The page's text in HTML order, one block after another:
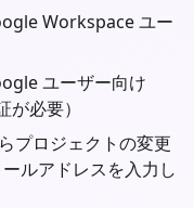
Workspace ユー
ユーザー向け
が必要）
プロジェクトの変更
ルアドレスを入力し